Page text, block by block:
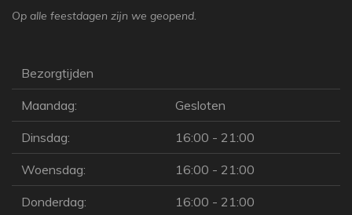
Op alle feestdagen zijn we geopend.
Bezorgtijden
Maandag: Gesloten
Dinsdag: 16:00 - 21:00
Woensdag: 16:00 - 21:00
Donderdag: 16:00 - 21:00